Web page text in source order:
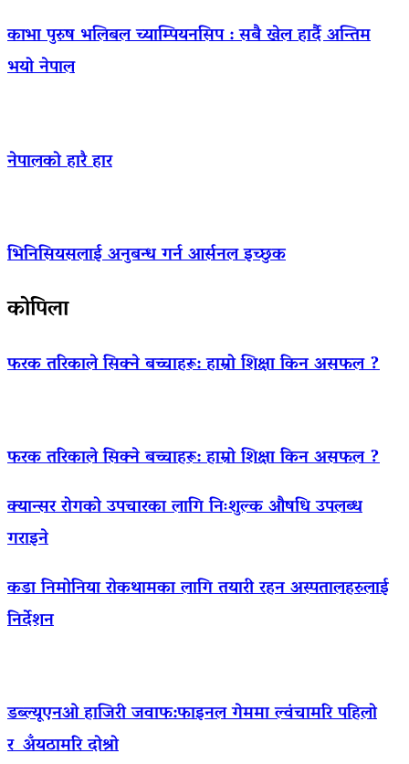
काभा पुरुष भलिबल च्याम्पियनसिप : सबै खेल हार्दै अन्तिम
भयो नेपाल
नेपालको हारै हार
भिनिसियसलाई अनुबन्ध गर्न आर्सनल इच्छुक
कोपिला
फरक तरिकाले सिक्ने बच्चाहरू: हाम्रो शिक्षा किन असफल ?
फरक तरिकाले सिक्ने बच्चाहरू: हाम्रो शिक्षा किन असफल ?
क्यान्सर रोगको उपचारका लागि निःशुल्क औषधि उपलब्ध
गराइने
कडा निमोनिया रोकथामका लागि तयारी रहन अस्पतालहरुलाई
निर्देशन
डब्ल्यूएनओ हाजिरी जवाफ:फाइनल गेममा ल्वंचामरि पहिलो
र अँयठामरि दोश्रो